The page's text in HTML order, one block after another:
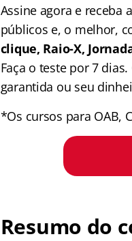
Assine agora e receba
públicos e, o melhor,
clique, Raio-X,
Faça o teste por 7
garantida ou seu
*Os cursos para OAB,
Resumo do